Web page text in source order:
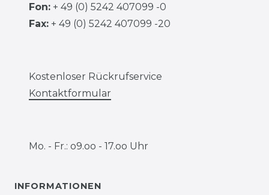
Fon: + 49 (0) 5242 407099 -0
Fax: + 49 (0) 5242 407099 -20
Kostenloser Rückrufservice
Kontaktformular
Mo. - Fr.: o9.oo - 17.oo Uhr
INFORMATIONEN